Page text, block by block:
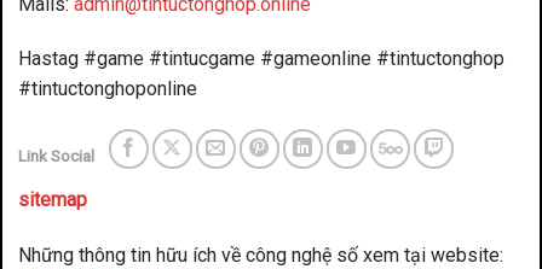
Hastag #game #tintucgame #gameonline #tintuctonghop
#tintuctonghoponline
Link Social
sitemap
Những thông tin hữu ích về công nghệ số xem tại website: